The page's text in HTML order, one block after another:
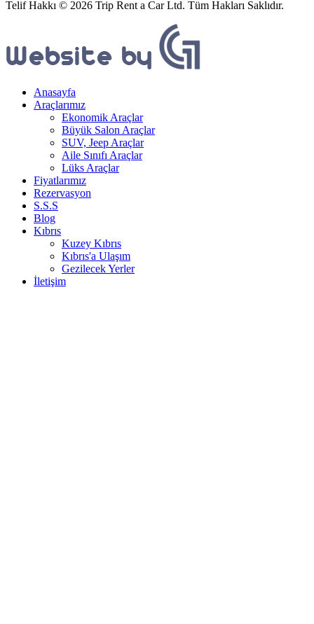
Telif Hakkı © 2026 Trip Rent a Car Ltd. Tüm Hakları Saklıdır.
Anasayfa
Araçlarımız
Ekonomik Araçlar
Büyük Salon Araçlar
SUV, Jeep Araçlar
Aile Sınıfı Araçlar
Lüks Araçlar
Fiyatlarımız
Rezervasyon
S.S.S
Blog
Kıbrıs
Kuzey Kıbrıs
Kıbrıs'a Ulaşım
Gezilecek Yerler
İletişim